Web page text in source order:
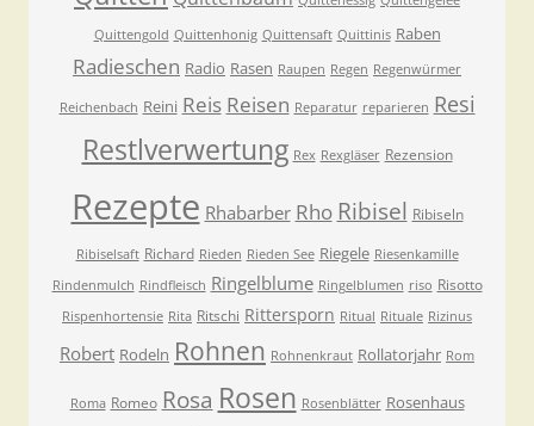
Quittengold Quittenhonig Quittensaft Quittinis Raben
Radieschen Radio Rasen Raupen Regen Regenwürmer
Reichenbach Reini Reis Reisen Reparatur reparieren Resi
Restlverwertung Rex Rexgläser Rezension
Rezepte Rhabarber Rho Ribisel Ribiseln
Ribiselsaft Richard Rieden Rieden See Riegele Riesenkamille
Rindenmulch Rindfleisch Ringelblume Ringelblumen riso Risotto
Rispenhortensie Rita Ritschi Rittersporn Ritual Rituale Rizinus
Robert Rodeln Rohnen Rohnenkraut Rollatorjahr Rom
Roma Romeo Rosa Rosen Rosenblätter Rosenhaus